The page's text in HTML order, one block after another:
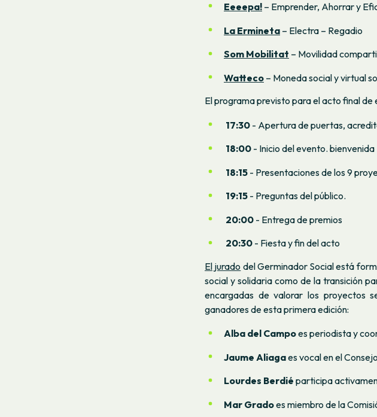
Eeeepa! – Emprender, Ahorrar y
La Ermineta – Electra – Regadio
Som Mobilitat – Movilidad
Watteco – Moneda social y virtual
El programa previsto para el acto final de
17:30 - Apertura de puertas,
18:00 - Inicio del evento. bienvenida
18:15 - Presentaciones de los 9
19:15 - Preguntas del público.
20:00 - Entrega de premios
20:30 - Fiesta y fin del acto
El jurado del Germinador Social está
social y solidaria como de la transición
encargadas de valorar los proyectos
ganadores de esta primera edición:
Alba del Campoes periodista y
Jaume Aliagaes vocal en el
Lourdes Berdié participa
Mar Gradoes miembro de la